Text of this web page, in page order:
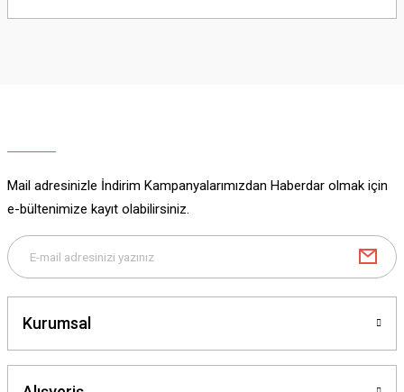
Bu ürüne benzer farklı alternatifler olmalı.
Mail adresinizle İndirim Kampanyalarımızdan Haberdar olmak için
e-bültenimize kayıt olabilirsiniz.
Kurumsal